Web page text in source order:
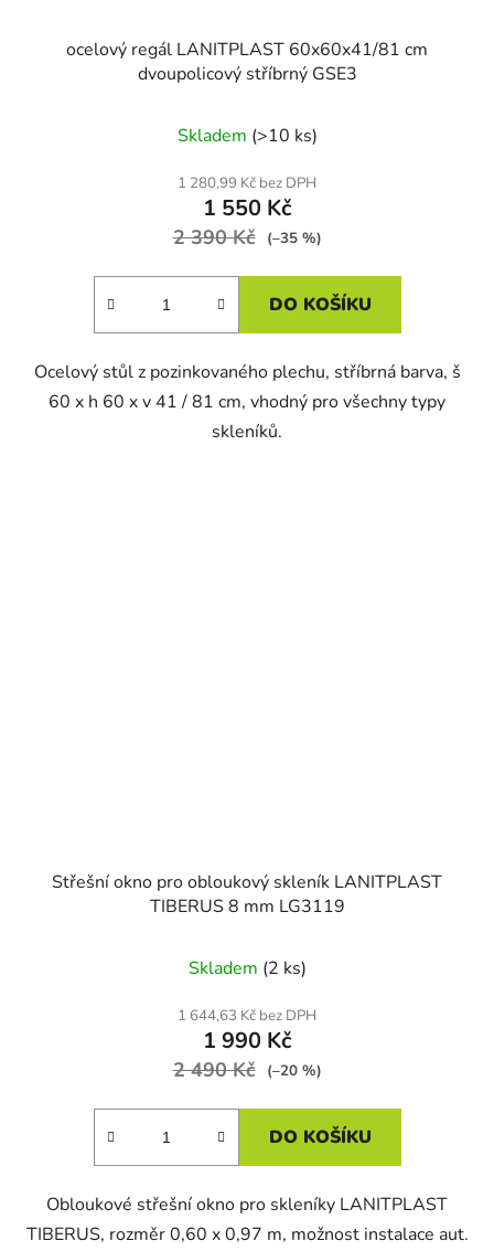
ocelový regál LANITPLAST 60x60x41/81 cm
dvoupolicový stříbrný GSE3
Skladem (>10 ks)
1 280,99 Kč bez DPH
1 550 Kč
2 390 Kč (–35 %)
DO KOŠÍKU
Ocelový stůl z pozinkovaného plechu, stříbrná barva, š
60 x h 60 x v 41 / 81 cm, vhodný pro všechny typy
skleníků.
Střešní okno pro obloukový skleník LANITPLAST
TIBERUS 8 mm LG3119
Skladem (2 ks)
1 644,63 Kč bez DPH
1 990 Kč
2 490 Kč (–20 %)
DO KOŠÍKU
Obloukové střešní okno pro skleníky LANITPLAST
TIBERUS, rozměr 0,60 x 0,97 m, možnost instalace aut.